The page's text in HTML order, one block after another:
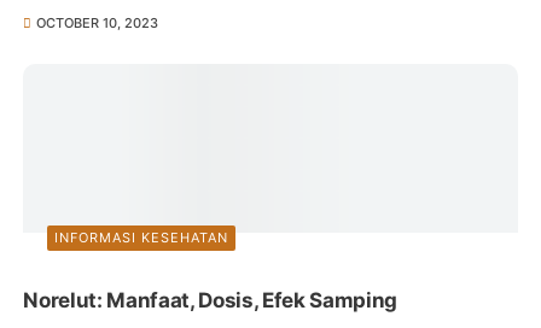
OCTOBER 10, 2023
INFORMASI KESEHATAN
Norelut: Manfaat, Dosis, Efek Samping